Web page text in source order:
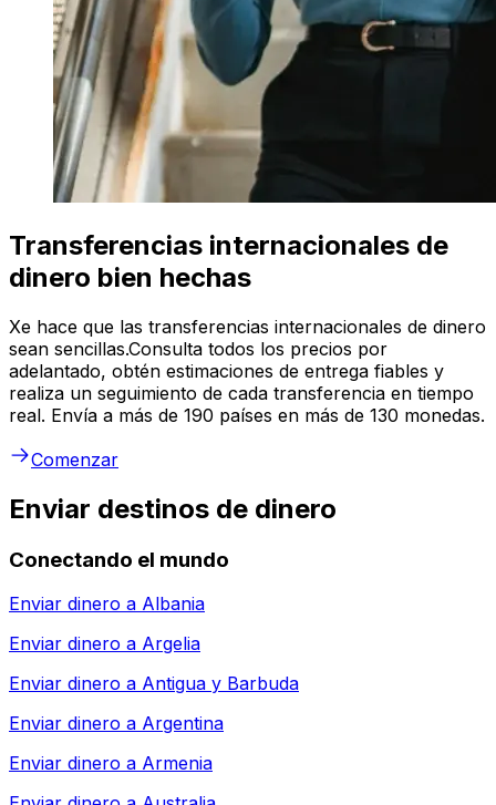
Transferencias internacionales de
dinero bien hechas
Xe hace que las transferencias internacionales de dinero
sean sencillas.Consulta todos los precios por
adelantado, obtén estimaciones de entrega fiables y
realiza un seguimiento de cada transferencia en tiempo
real. Envía a más de 190 países en más de 130 monedas.
Comenzar
Enviar destinos de dinero
Conectando el mundo
Enviar dinero a Albania
Enviar dinero a Argelia
Enviar dinero a Antigua y Barbuda
Enviar dinero a Argentina
Enviar dinero a Armenia